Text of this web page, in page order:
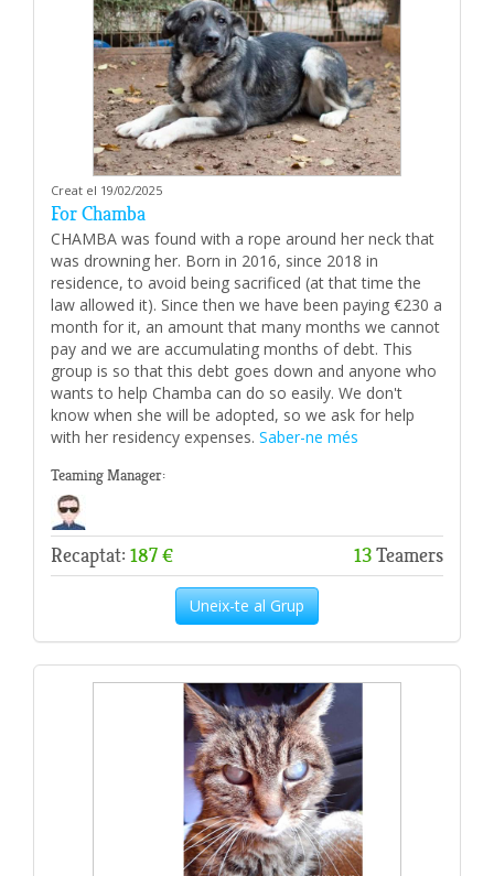
Creat el 19/02/2025
For Chamba
CHAMBA was found with a rope around her neck that
was drowning her. Born in 2016, since 2018 in
residence, to avoid being sacrificed (at that time the
law allowed it). Since then we have been paying €230 a
month for it, an amount that many months we cannot
pay and we are accumulating months of debt. This
group is so that this debt goes down and anyone who
wants to help Chamba can do so easily. We don't
know when she will be adopted, so we ask for help
with her residency expenses. Saber-ne més
Teaming Manager:
Recaptat: 187 € 13Teamers
Uneix-te al Grup